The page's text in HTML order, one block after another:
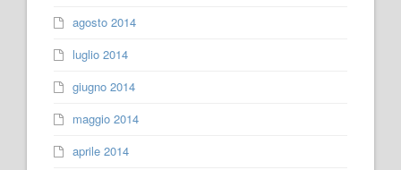
agosto 2014
luglio 2014
giugno 2014
maggio 2014
aprile 2014